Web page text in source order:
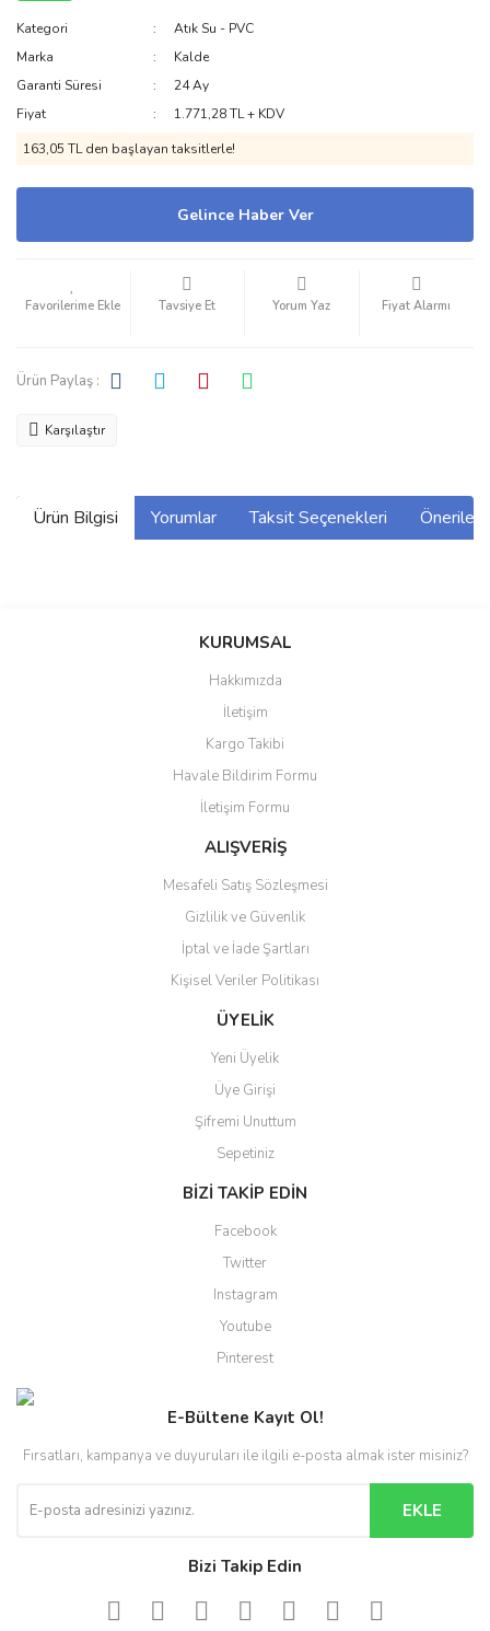
Kategori
Atık Su - PVC
Marka
Kalde
Garanti Süresi
24 Ay
Fiyat
1.771,28 TL + KDV
163,05 TL den başlayan taksitlerle!
Gelince Haber Ver
Tavsiye Et Yorum Yaz Fiyat Alarmı
Ürün Paylaş :
Karşılaştır
Ürün Bilgisi Yorumlar Taksit Seçenekleri
Bu ürüne ilk yorumu siz yapın!
Yorum Yaz
Ürün resmi kalitesiz, bozuk veya görüntülenemiyor.
Ürün açıklamasında eksik bilgiler bulunuyor.
Ürün bilgilerinde hatalar bulunuyor.
Ürün fiyatı diğer sitelerden daha pahalı.
Bu ürüne benzer farklı alternatifler olmalı.
Gönder
KURUMSAL
Hakkımızda
İletişim
Kargo Takibi
Havale Bildirim Formu
İletişim Formu
ALIŞVERİŞ
Mesafeli Satış Sözleşmesi
Gizlilik ve Güvenlik
İptal ve İade Şartları
Kişisel Veriler Politikası
ÜYELİK
Yeni Üyelik
Üye Girişi
Şifremi Unuttum
Sepetiniz
BİZİ TAKİP EDİN
Facebook
Twitter
Instagram
Youtube
Pinterest
E-Bültene Kayıt Ol!
Fırsatları, kampanya ve duyuruları ile ilgili e-posta almak ister misiniz?
EKLE
Bizi Takip Edin